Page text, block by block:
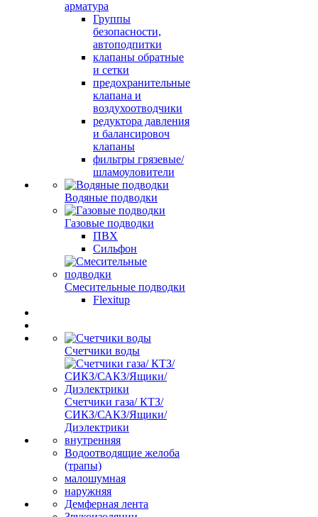
арматура
Группы
безопасности,
автоподпитки
клапаны обратные
и сетки
предохранительные
клапана и
воздухоотводчики
редуктора давления
и балансировоч
клапаны
фильтры грязевые/
шламоуловители
Водяные подводки
Газовые подводки
ПВХ
Сильфон
Смесительные подводки
Flexitup
Счетчики воды
Счетчики газа/ КТЗ/
СИКЗ/САКЗ/Ящики/
Диэлектрики
внутренняя
Водоотводящие желоба
(трапы)
малошумная
наружняя
Демферная лента